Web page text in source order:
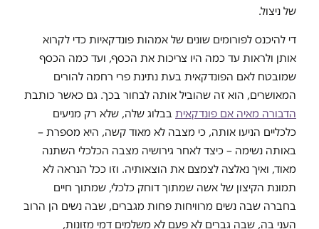
של ניצול.
די להיכנס לפורומים שונים של אמהות פונדקאיות כדי לקרוא
אותן ולראות עד כמה היו צריכות את הכסף, ועד כמה הכסף
שמובטח לאם הפונדקאית בעת נתינת פרי רחמה להורים
המאושרים, הוא זה שהוביל אותה לבחור בכך. גם כאשר כותבת
הדבורה מאיה אם פונדקאית בבלוג שלה, שלא רק מניעים
כלכליים הניעו אותה, כי מצבה לא מאוד קשה, היא מספרת –
באותה נשימה – כיצד לאחר גירושיה מצבה הכלכלי השתנה
מאוד, ואיך נאלצה לצמצם את הוצאותיה. וזו ככל הנראה לא
תמונת הקיצון של אשה שמתוך דוחק כלכלי, שמתוך חיים
בחברה שבה נשים מרוויחות פחות מגברים, שבה נשים הן הרוב
העני בה, שבה גברים לא פעם לא משלמים דמי מזונות,